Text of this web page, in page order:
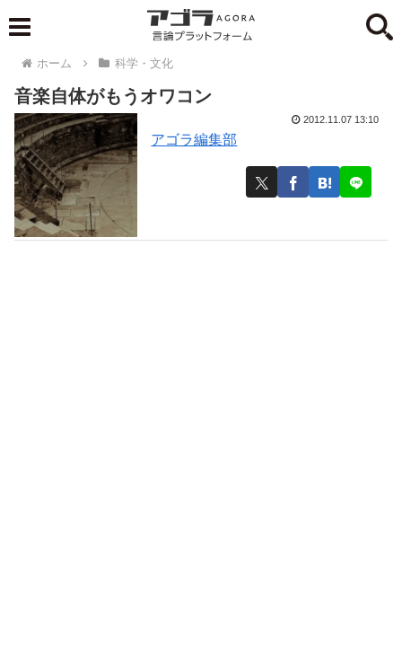
ホーム 科学・文化
音楽自体がもうオワコン
アゴラ編集部
2012.11.07 13:10